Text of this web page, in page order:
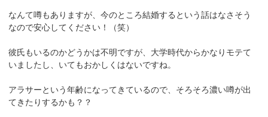
なんて噂もありますが、今のところ結婚するという話はなさそう
なので安心してください！（笑）
彼氏もいるのかどうかは不明ですが、大学時代からかなりモテて
いましたし、いてもおかしくはないですね。
アラサーという年齢になってきているので、そろそろ濃い噂が出
てきたりするかも？？